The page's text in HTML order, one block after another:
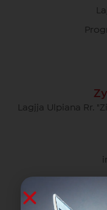
Lagjja Ulpiana Rr.
Kujdesi